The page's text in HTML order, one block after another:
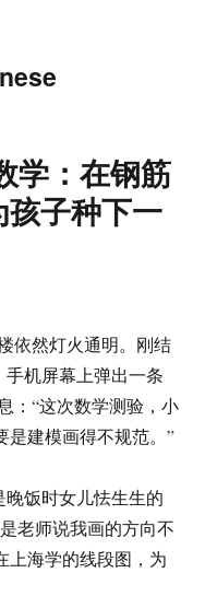
学：在钢筋
子种下一
依然灯火通明。刚结
机屏幕上弹出一条
：“这次数学测验，小
是建模画得不规范。”
饭时女儿怯生生的
老师说我画的方向不
上海学的线段图，为